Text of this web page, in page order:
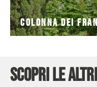
Colonna dei
Scopri le